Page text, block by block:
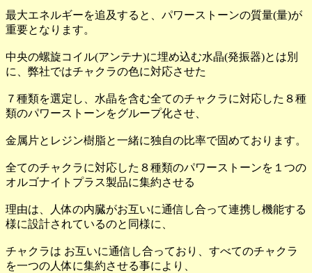
最大エネルギーを追及すると、パワーストーンの質量(量)が
重要となります。
中央の螺旋コイル(アンテナ)に埋め込む水晶(発振器)とは別
に、弊社ではチャクラの色に対応させた
７種類を選定し、水晶を含む全てのチャクラに対応した８種
類のパワーストーンをグループ化させ、
金属片とレジン樹脂と一緒に独自の比率で固めております。
全てのチャクラに対応した８種類のパワーストーンを１つの
オルゴナイトプラス製品に集約させる
理由は、人体の内臓がお互いに通信し合って連携し機能する
様に設計されているのと同様に、
チャクラは お互いに通信し合っており、すべてのチャクラ
を一つの人体に集約させる事により、